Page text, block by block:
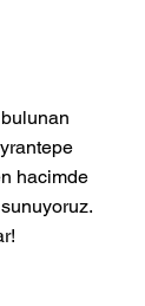
hacimde